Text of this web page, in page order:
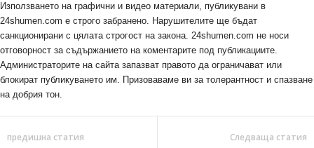
Използването на графични и видео материали, публикувани в
24shumen.com е строго забранено. Нарушителите ще бъдат
санкционирани с цялата строгост на закона. 24shumen.com не носи
отговорност за съдържанието на коментарите под публикациите.
Администраторите на сайта запазват правото да ограничават или
блокират публикуването им. Призоваваме ви за толерантност и спазване
на добрия тон.
предишна статия Следваща статия